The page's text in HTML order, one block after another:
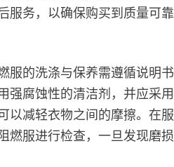
务，以确保购买到质量可靠
服的洗涤与保养需遵循说明
强腐蚀性的清洁剂，并应采
减轻衣物之间的摩擦。在服
燃服进行检查，一旦发现磨